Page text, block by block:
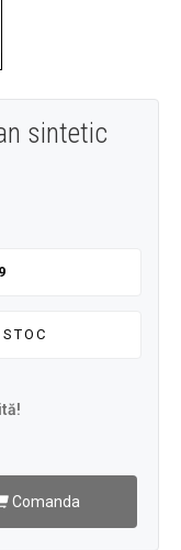
sintetic
Comanda